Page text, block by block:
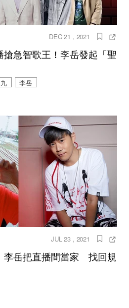
DEC 21 , 2021
急智歌王！李岳發起「聖
李岳
JUL 23 , 2021
李岳把直播間當家 找回規